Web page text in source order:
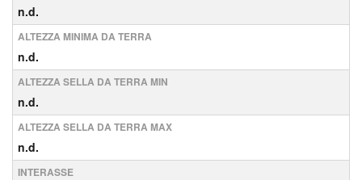
n.d.
ALTEZZA MINIMA DA TERRA
n.d.
ALTEZZA SELLA DA TERRA MIN
n.d.
ALTEZZA SELLA DA TERRA MAX
n.d.
INTERASSE